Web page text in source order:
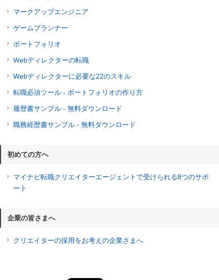
マークアップエンジニア
ゲームプランナー
ポートフォリオ
Webディレクターの転職
Webディレクターに必要な22のスキル
転職必須ツール - ポートフォリオの作り方
履歴書サンプル - 無料ダウンロード
職務経歴書サンプル - 無料ダウンロード
初めての方へ
マイナビ転職クリエイターエージェントで受けられる8つのサポ
ート
企業の皆さまへ
クリエイターの採用をお考えの企業さまへ